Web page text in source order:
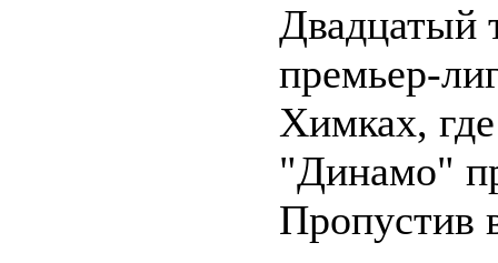
Двадцатый
премьер-
Химках,
"Динамо"
Пропустив